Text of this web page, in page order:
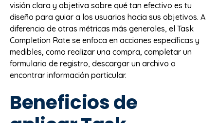
visión clara y objetiva sobre qué tan efectivo es tu
diseño para guiar a los usuarios hacia sus objetivos. A
diferencia de otras métricas más generales, el Task
Completion Rate se enfoca en acciones específicas y
medibles, como realizar una compra, completar un
formulario de registro, descargar un archivo o
encontrar información particular.
Beneficios de